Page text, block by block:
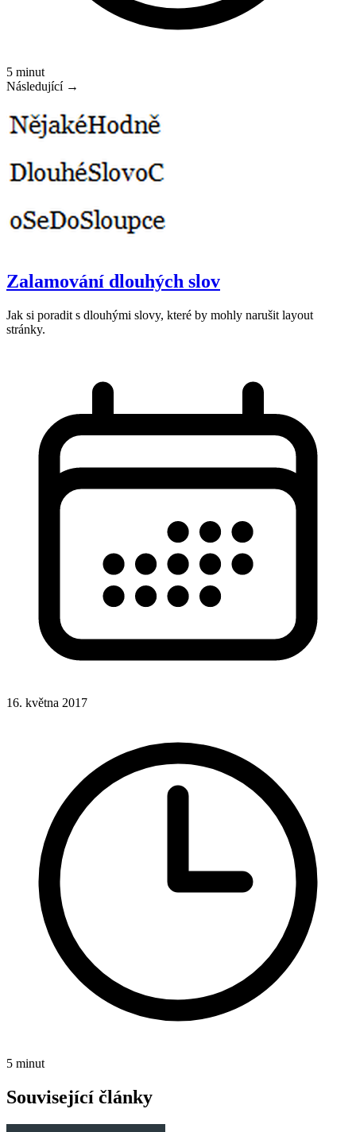
5 minut
Následující →
Zalamování dlouhých slov
Jak si poradit s dlouhými slovy, které by mohly narušit layout
stránky.
16. května 2017
5 minut
Související články